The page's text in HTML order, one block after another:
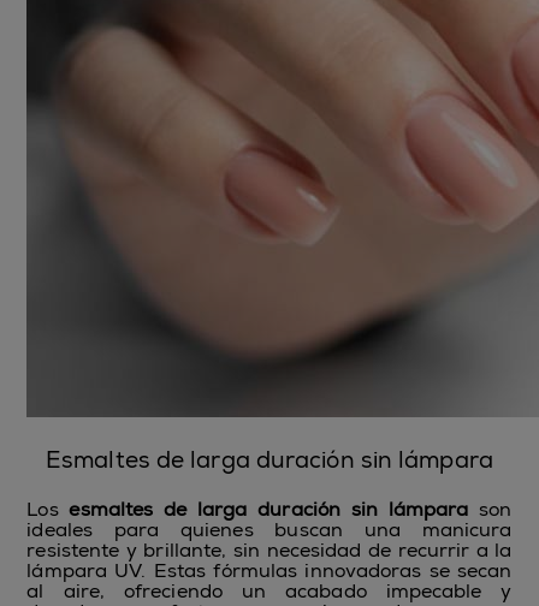
Esmaltes de larga duración sin lámpara
Losesmaltes de larga duración sin lámpara son
ideales para quienes buscan una manicura
resistente y brillante, sin necesidad de recurrir a la
lámpara UV. Estas fórmulas innovadoras se secan
al aire, ofreciendo un acabado impecable y